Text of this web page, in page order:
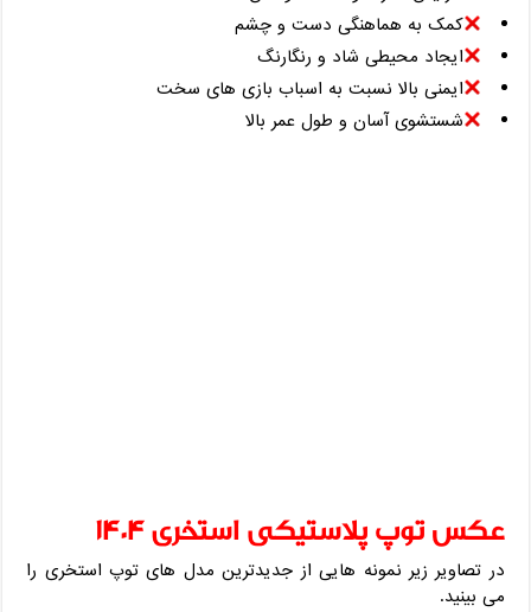
کمک به هماهنگی دست و چشم
ایجاد محیطی شاد و رنگارنگ
ایمنی بالا نسبت به اسباب ‌بازی ‌های سخت
شستشوی آسان و طول عمر بالا
عکس توپ پلاستیکی استخری 1404
در تصاویر زیر نمونه ‌هایی از جدیدترین مدل‌ های توپ استخری را
می ‌بینید.